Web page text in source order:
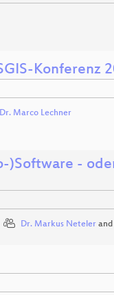
Konferenz
Dr. Marco Lechner
)Software -
Dr. Markus Netelerand